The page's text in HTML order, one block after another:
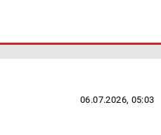
06.07.2026, 05:03